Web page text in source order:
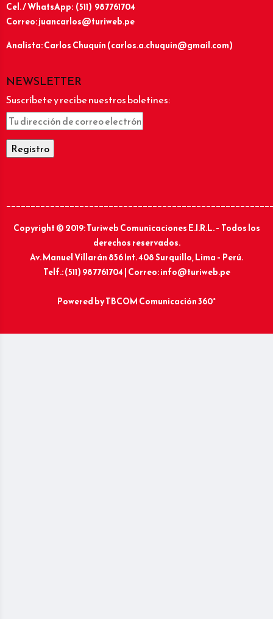
Cel. / WhatsApp: (511) 987761704
Correo: juancarlos@turiweb.pe
Analista: Carlos Chuquín (carlos.a.chuquin@gmail.com)
NEWSLETTER
Suscríbete y recibe nuestros boletines:
Copyright © 2019: Turiweb Comunicaciones E.I.R.L. – Todos los
derechos reservados.
Av. Manuel Villarán 856 Int. 408 Surquillo, Lima – Perú.
Telf.: (511) 987761704 | Correo: info@turiweb.pe
Powered byTBCOM Comunicación 360°